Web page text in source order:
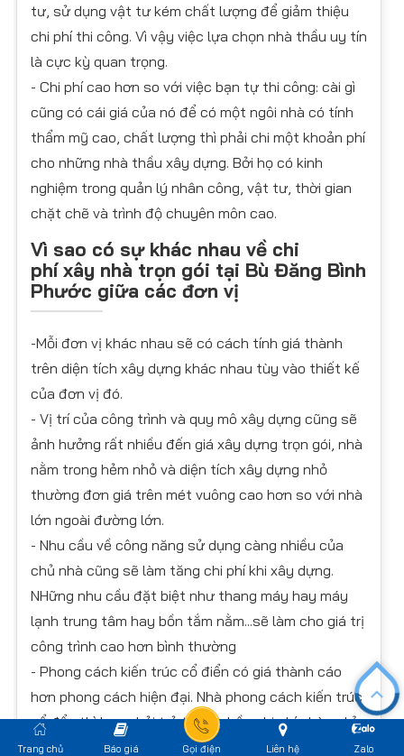
tư, sử dụng vật tư kém chất lượng để giảm thiệu
chi phí thi công. Vì vậy việc lựa chọn nhà thầu uy tín
là cực kỳ quan trọng.
- Chi phí cao hơn so với việc bạn tự thi công: cài gì
cũng có cái giá của nó để có một ngôi nhà có tính
thẩm mỹ cao, chất lượng thì phải chi một khoản phí
cho những nhà thầu xây dựng. Bởi họ có kinh
nghiệm trong quản lý nhân công, vật tư, thời gian
chặt chẽ và trình độ chuyên môn cao.
Vì sao có sự khác nhau về chi
phí xây nhà trọn gói tại Bù Đăng Bình
Phước giữa các đơn vị
-Mỗi đơn vị khác nhau sẽ có cách tính giá thành
trên diện tích xây dựng khác nhau tùy vào thiết kế
của đơn vị đó.
- Vị trí của công trình và quy mô xây dựng cũng sẽ
ảnh hưởng rất nhiều đến giá xây dựng trọn gói, nhà
nằm trong hẻm nhỏ và diện tích xây dựng nhỏ
thường đơn giá trên mét vuông cao hơn so với nhà
lớn ngoài đường lớn.
- Nhu cầu về công năng sử dụng càng nhiều của
chủ nhà cũng sẽ làm tăng chi phí khi xây dựng.
NHững nhu cầu đặt biệt như thang máy hay máy
lạnh trung tâm hay bồn tắm nằm...sẽ làm cho giá trị
công trình cao hơn bình thường
- Phong cách kiến trúc cổ điển có giá thành cáo
hơn phong cách hiện đại. Nhà phong cách kiến trúc
cổ đển thì bạn phải trả thâm phần chi phí phào chỉ
kiến trúc, phào chỉ trang trí nội thất...
Trang chủ Báo giá Gọi điện Liên hệ Zalo